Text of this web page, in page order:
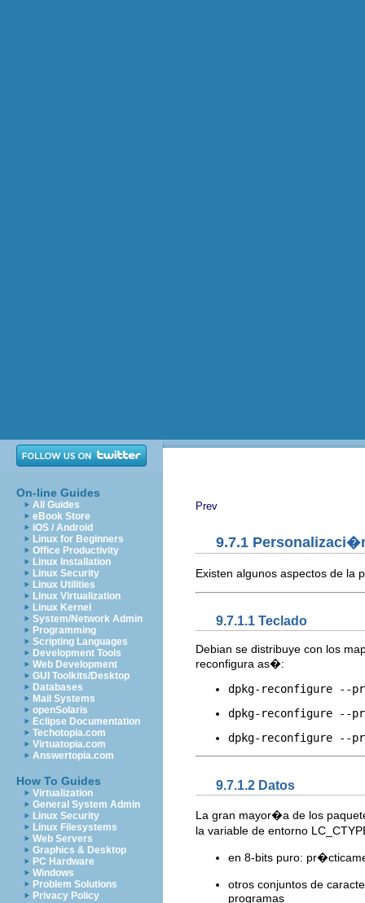
On-line Guides
All Guides
eBook Store
iOS / Android
Linux for Beginners
Office Productivity
Linux Installation
Linux Security
Linux Utilities
Linux Virtualization
Linux Kernel
System/Network Admin
Programming
Scripting Languages
Development Tools
Web Development
GUI Toolkits/Desktop
Databases
Mail Systems
openSolaris
Eclipse Documentation
Techotopia.com
Virtuatopia.com
Answertopia.com
How To Guides
Virtualization
General System Admin
Linux Security
Linux Filesystems
Web Servers
Graphics & Desktop
PC Hardware
Windows
Problem Solutions
Privacy Policy
Prev
9.7.1
Existen algunos aspectos de
9.7.1.1 Teclado
Debian se distribuye con los
reconfigura as�:
dpkg-reconfigure --
dpkg-reconfigure --
dpkg-reconfigure --
9.7.1.2 Datos
La gran mayor�a de los
la variable de entorno
en 8-bits puro:
otros conjuntos de
programas